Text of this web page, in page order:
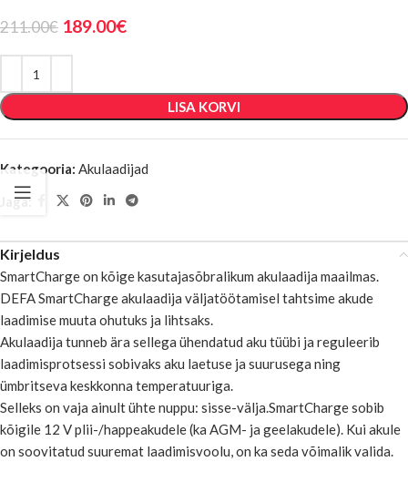
211.00€ 189.00€
LISA KORVI
Kategooria: Akulaadijad
Jaga:
Kirjeldus
SmartCharge on kõige kasutajasõbralikum akulaadija maailmas.
DEFA SmartCharge akulaadija väljatöötamisel tahtsime akude
laadimise muuta ohutuks ja lihtsaks.
Akulaadija tunneb ära sellega ühendatud aku tüübi ja reguleerib
laadimisprotsessi sobivaks aku laetuse ja suurusega ning
ümbritseva keskkonna temperatuuriga.
Selleks on vaja ainult ühte nuppu: sisse-välja.SmartCharge sobib
kõigile 12 V plii-/happeakudele (ka AGM- ja geelakudele). Kui akule
on soovitatud suuremat laadimisvoolu, on ka seda võimalik valida.